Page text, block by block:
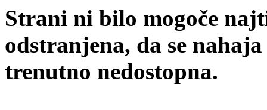
Strani ni bilo mogoče
odstranjena, da se
trenutno nedostopna.